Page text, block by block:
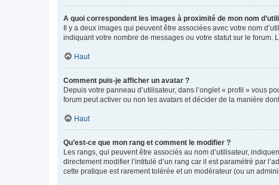
A quoi correspondent les images à proximité de mon nom
Il y a deux images qui peuvent être associées avec votre nom
indiquant votre nombre de messages ou votre statut sur le forum.
Haut
Comment puis-je afficher un avatar ?
Depuis votre panneau d’utilisateur, dans l’onglet « profil » vous
forum peut activer ou non les avatars et décider de la manière
Haut
Qu’est-ce que mon rang et comment le modifier ?
Les rangs, qui peuvent être associés au nom d’utilisateur,
directement modifier l’intitulé d’un rang car il est paramétré par
cette pratique est rarement tolérée et un modérateur (ou un